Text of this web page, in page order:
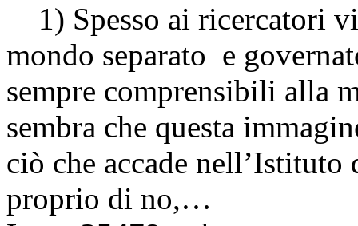
1) Spesso ai ricercatori
mondo separato e
sempre comprensibili alla
sembra che questa
ciò che accade
proprio di no,…